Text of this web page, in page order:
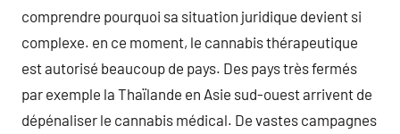
comprendre pourquoi sa situation juridique devient si
complexe. en ce moment, le cannabis thérapeutique
est autorisé beaucoup de pays. Des pays très fermés
par exemple la Thaïlande en Asie sud-ouest arrivent de
dépénaliser le cannabis médical. De vastes campagnes